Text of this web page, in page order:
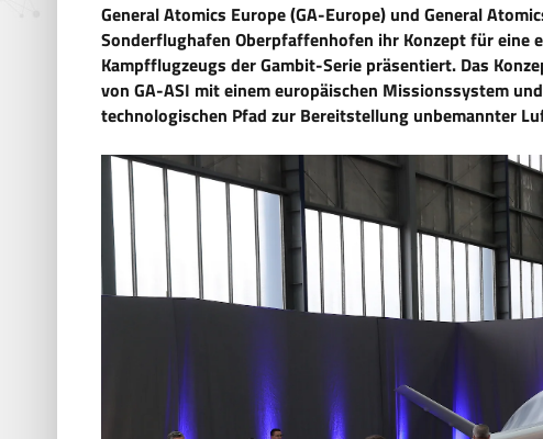
General Atomics Europe (GA-Europe) und General
Sonderflughafen Oberpfaffenhofen ihr Konzept für eine
Kampfflugzeugs der Gambit-Serie präsentiert. Das
von GA-ASI mit einem europäischen Missionssystem
technologischen Pfad zur Bereitstellung unbemannter